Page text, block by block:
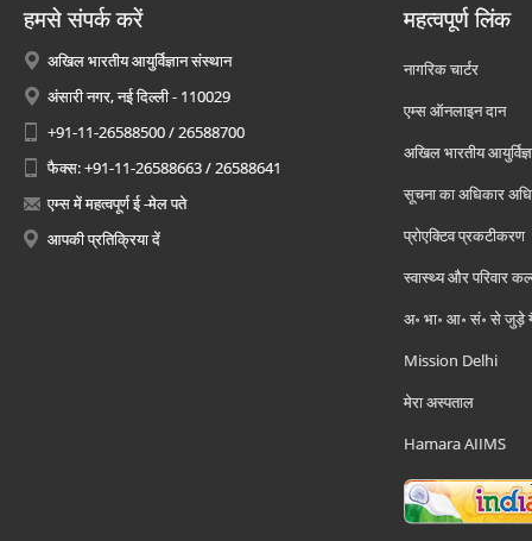
हमसे संपर्क करें
अखिल भारतीय आयुर्विज्ञान संस्थान
अंसारी नगर, नई दिल्ली - 110029
+91-11-26588500 / 26588700
फैक्स: +91-11-26588663 / 26588641
एम्स में महत्वपूर्ण ई -मेल पते
आपकी प्रतिक्रिया दें
महत्वपूर्ण लिंक
नागरिक चार्टर
एम्स ऑनलाइन दान
अखिल भारतीय
सूचना का अधिकार
प्रोएक्टिव प्रकटीकरण
स्वास्थ्य और परिवार
अ॰ भा॰ आ॰ सं॰ से जुड़े
Mission Delhi
मेरा अस्पताल
Hamara AIIMS